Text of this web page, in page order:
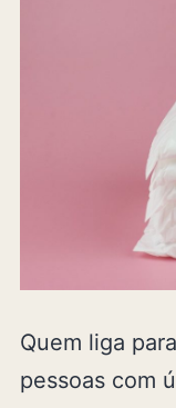
Quem liga
pessoas com